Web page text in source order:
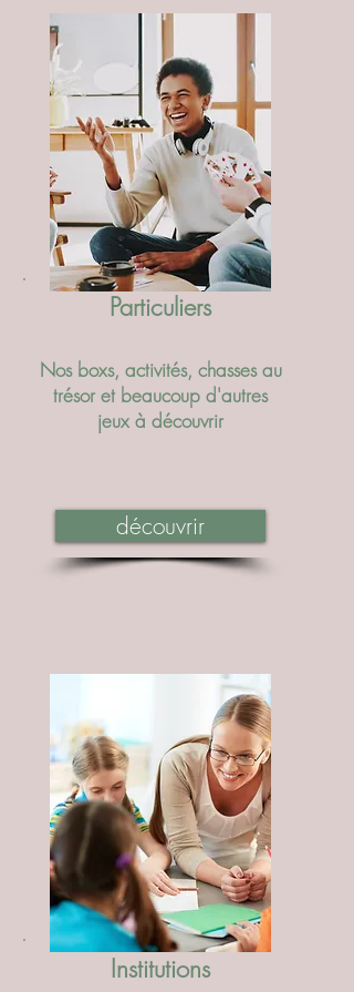
Particuliers
Nos boxs, activités, chasses au
trésor et beaucoup d'autres
jeux à découvrir
découvrir
Institutions